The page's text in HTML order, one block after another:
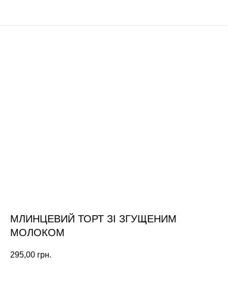
МЛИНЦЕВИЙ ТОРТ ЗІ ЗГУЩЕНИМ
МОЛОКОМ
295,00 грн.